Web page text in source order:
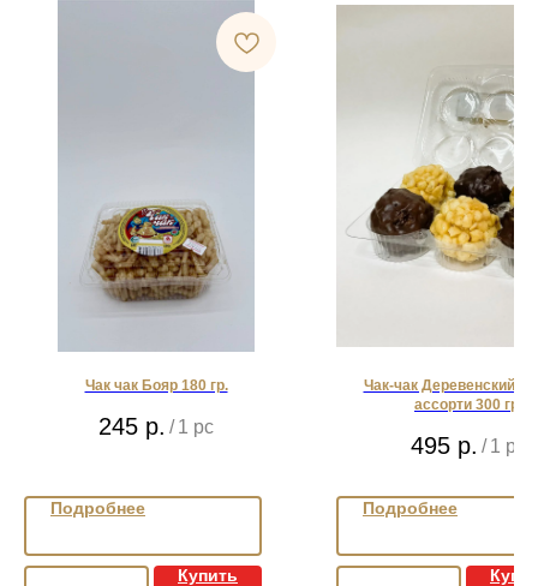
Чак чак Бояр 180 гр.
245 р. / 1 pc
Подробнее
Купить
Чак-чак Деревенский
ассорти 300 гр.
495 р. / 1 pc
Подробнее